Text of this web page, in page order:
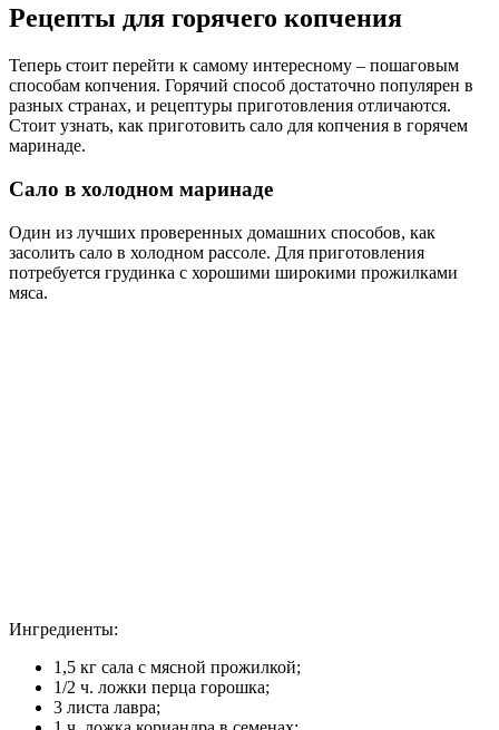
Рецепты для горячего копчения
Теперь стоит перейти к самому интересному – пошаговым
способам копчения. Горячий способ достаточно популярен в
разных странах, и рецептуры приготовления отличаются.
Стоит узнать, как приготовить сало для копчения в горячем
маринаде.
Сало в холодном маринаде
Один из лучших проверенных домашних способов, как
засолить сало в холодном рассоле. Для приготовления
потребуется грудинка с хорошими широкими прожилками
мяса.
Ингредиенты:
1,5 кг сала с мясной прожилкой;
1/2 ч. ложки перца горошка;
3 листа лавра;